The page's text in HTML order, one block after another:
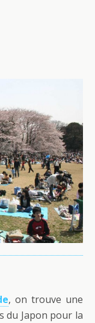
, on trouve une
du Japon pour la